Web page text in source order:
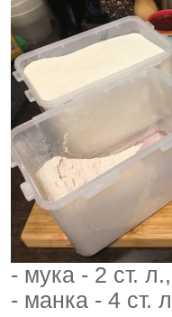
- мука - 2 ст. л.,
- манка - 4 ст.